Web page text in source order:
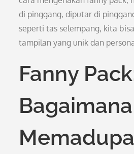
di pinggang, diputar di
seperti tas selempang, kita
tampilan yang unik dan
Fanny
Bagaimana